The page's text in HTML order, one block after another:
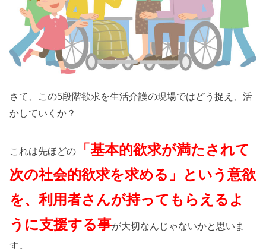
さて、この5段階欲求を生活介護の現場ではどう捉え、活
かしていくか？
これは先ほどの
「基本的欲求が満たされて
次の社会的欲求を求める」
という意欲
を、利用者さんが持ってもらえるよ
うに支援する事が大切なんじゃないかと思いま
す。